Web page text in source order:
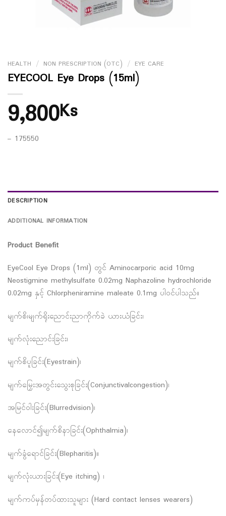
HEALTH / NON PRESCRIPTION (OTC) / EYE CARE
EYECOOL Eye Drops (15ml)
9,800Ks
– 175550
DESCRIPTION
ADDITIONAL INFORMATION
Product Benefit
EyeCool Eye Drops (1ml) တွင် Aminocarporic acid 10mg
Neostigmine methylsulfate 0.02mg Naphazoline hydrochloride
0.02mg နှင့် Chlorpheniramine maleate 0.1mg ပါဝင်ပါသည်။
မျက်စိ၊မျက်ရိုးညောင်းညာကိုက်ခဲ ယားယံခြင်း၊
မျက်လုံးညောင်းခြင်း၊
မျက်စိပူခြင်း(Eyestrain)၊
မျက်မြှေးအတွင်းသွေးစုခြင်း(Conjunctivalcongestion)၊
အမြင်ဝါးခြင်း(Blurredvision)၊
နေလောင်၍မျက်စိနာခြင်း(Ophthalmia)၊
မျက်ခွံရောင်ခြင်း(Blepharitis)။
မျက်လုံးယားခြင်း(Eye itching) ၊
မျက်ကပ်မှန်တပ်ထားသူများ (Hard contact lenses wearers)